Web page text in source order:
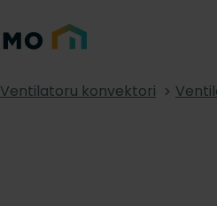
Ventilatoru konvektori